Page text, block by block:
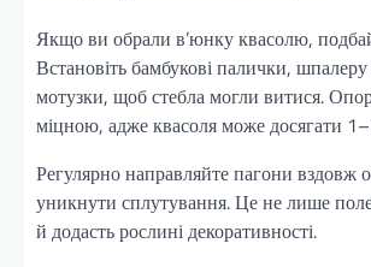
Якщо ви обрали в’юнку квасолю,
Встановіть бамбукові палички, шпалеру
мотузки, щоб стебла могли витися.
міцною, адже квасоля може досягати
Регулярно направляйте пагони вздовж
уникнути сплутування. Це не лише
й додасть рослині декоративності.